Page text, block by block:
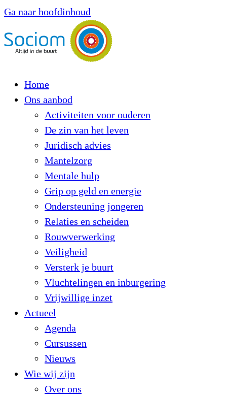
Ga naar hoofdinhoud
Home
Ons aanbod
Activiteiten voor ouderen
De zin van het leven
Juridisch advies
Mantelzorg
Mentale hulp
Grip op geld en energie
Ondersteuning jongeren
Relaties en scheiden
Rouwverwerking
Veiligheid
Versterk je buurt
Vluchtelingen en inburgering
Vrijwillige inzet
Actueel
Agenda
Cursussen
Nieuws
Wie wij zijn
Over ons